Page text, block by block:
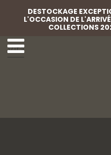
16 Mariées Passion
Vita
DESTOCKAGE
L'OCCASION DE
COLLECTIONS